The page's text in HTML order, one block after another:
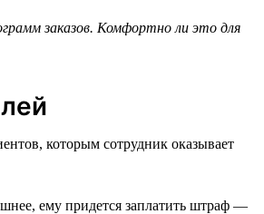
заказов. Комфортно ли это для
которым сотрудник оказывает
ему придется заплатить штраф —